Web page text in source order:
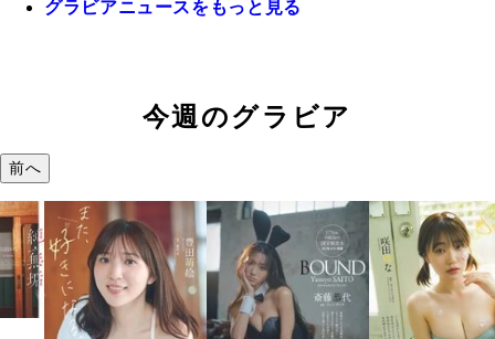
グラビアニュースをもっと見る
今週のグラビア
前へ